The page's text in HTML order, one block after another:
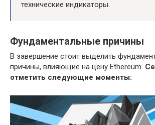
технические индикаторы.
Фундаментальные причины
В завершение стоит выделить
причины, влияющие на цену Ethereum.
отметить следующие моменты: